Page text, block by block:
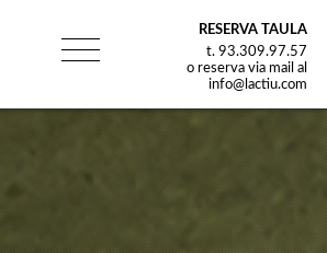
RESERVA TAULA
t. 93.309.97.57
o reserva via mail al
info@lactiu.com